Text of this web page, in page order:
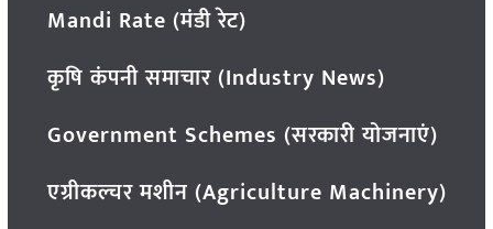
Mandi Rate (मंडी रेट)
कृषि कंपनी समाचार (Industry News)
Government Schemes (सरकारी योजनाएं)
एग्रीकल्चर मशीन (Agriculture Machinery)